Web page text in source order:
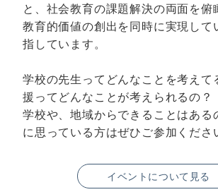
と、社会教育の課題解決の両面を俯
教育的価値の創出を同時に実現して
指しています。
学校の先生ってどんなことを考えて
援ってどんなことが考えられるの？
学校や、地域からできることはある
に思っている方はぜひご参加くださ
イベントについて見る